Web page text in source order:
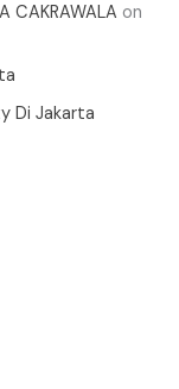
CAKRAWALA on
Di Jakarta